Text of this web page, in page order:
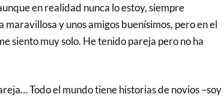
en realidad nunca lo estoy, siempre
maravillosa y unos amigos buenísimos, pero en el
siento muy solo. He tenido pareja pero no ha
Todo el mundo tiene historias de novios –soy